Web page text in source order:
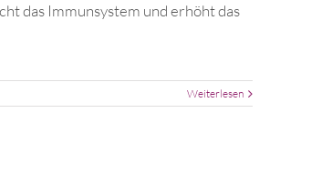
das Immunsystem und erhöht das
Weiterlesen